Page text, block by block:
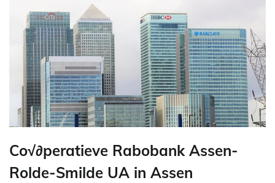
Co√∂peratieve Rabobank Assen-
Rolde-Smilde UA in Assen